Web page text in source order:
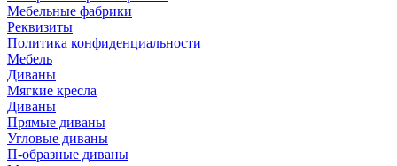
Мебельные фабрики
Реквизиты
Политика конфиденциальности
Мебель
Диваны
Мягкие кресла
Диваны
Прямые диваны
Угловые диваны
П-образные диваны